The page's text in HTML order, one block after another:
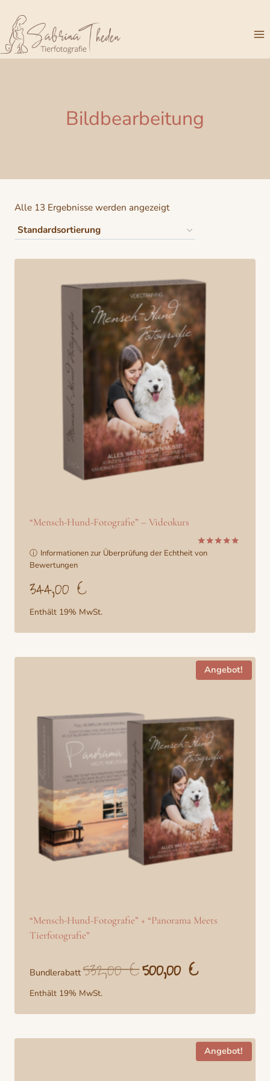
Inhalt
springen
Bildbearbeitung
Alle 13 Ergebnisse werden angezeigt
“Mensch-Hund-Fotografie” – Videokurs
Bewertet
ⓘ Informationen zur Überprüfung der Echtheit von
Bewertungen
344,00 €
Enthält 19% MwSt.
Angebot!
“Mensch-Hund-Fotografie” + “Panorama Meets
Tierfotografie”
Bundlerabatt 532,00€ Ursprünglicher
Preis
500,00 €Preis
Enthält 19% MwSt.
Angebot!